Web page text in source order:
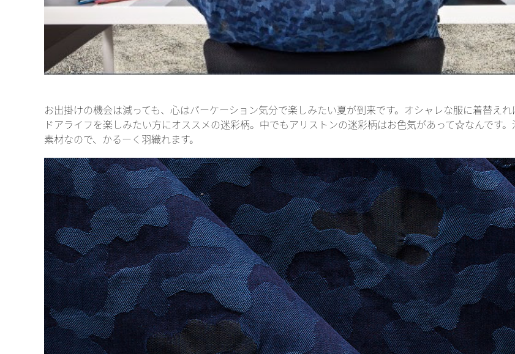
お出掛けの機会は減っても、心はバーケーション気分で楽しみたい夏が到来です。オシャレな服に着替え
ドアライフを楽しみたい方にオススメの迷彩柄。中でもアリストンの迷彩柄はお色気があって☆なんです
素材なので、かるーく羽織れます。